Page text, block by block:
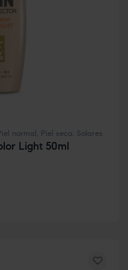
normal , Piel seca, Solares
Light 50ml